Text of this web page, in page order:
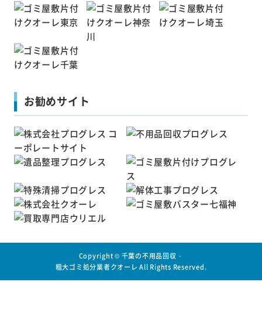
お勧めサイト
Copyright © 千葉の不用品回収・
粗大ゴミ処分業者クオーレ All Rights Reserved.